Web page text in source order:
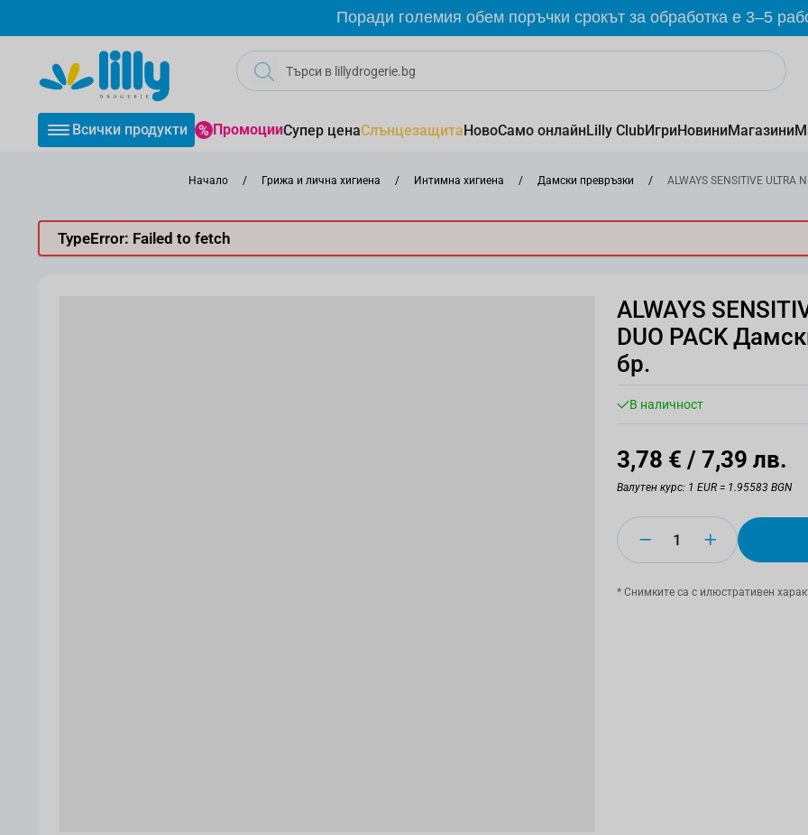
Поради големия обем поръчки срокът за обработка е 3–5
Всички продукти ПромоцииСупер ценаСлънцезащитаНовоСамо онлайнLilly ClubИгриНовиниМагазини
Начало / Грижа и лична хигиена / Интимна хигиена / Дамски превръзки / ALWAYS SENSITIVE
TypeError: Failed to fetch
ALWAYS
DUO PACK
бр.
В наличност
3,78 € / 7,39 лв.
Валутен курс: 1 EUR = 1.95583 BGN
Количество
* Снимките са с илюстративен